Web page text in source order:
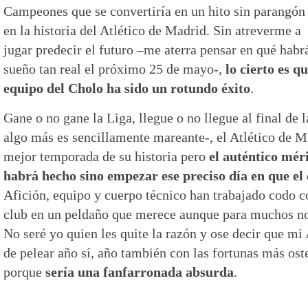
Campeones que se convertiría en un hito sin parangón
en la historia del Atlético de Madrid. Sin atreverme a
jugar predecir el futuro –me aterra pensar en qué
sueño tan real el próximo 25 de mayo-, lo cierto es
equipo del Cholo ha sido un rotundo éxito.
Gane o no gane la Liga, llegue o no llegue al final de
algo más es sencillamente mareante-, el Atlético de
mejor temporada de su historia pero el auténtico
habrá hecho sino empezar ese preciso día en que
Afición, equipo y cuerpo técnico han trabajado codo
club en un peldaño que merece aunque para muchos
No seré yo quien les quite la razón y ose decir que
de pelear año sí, año también con las fortunas más
porque sería una fanfarronada absurda.